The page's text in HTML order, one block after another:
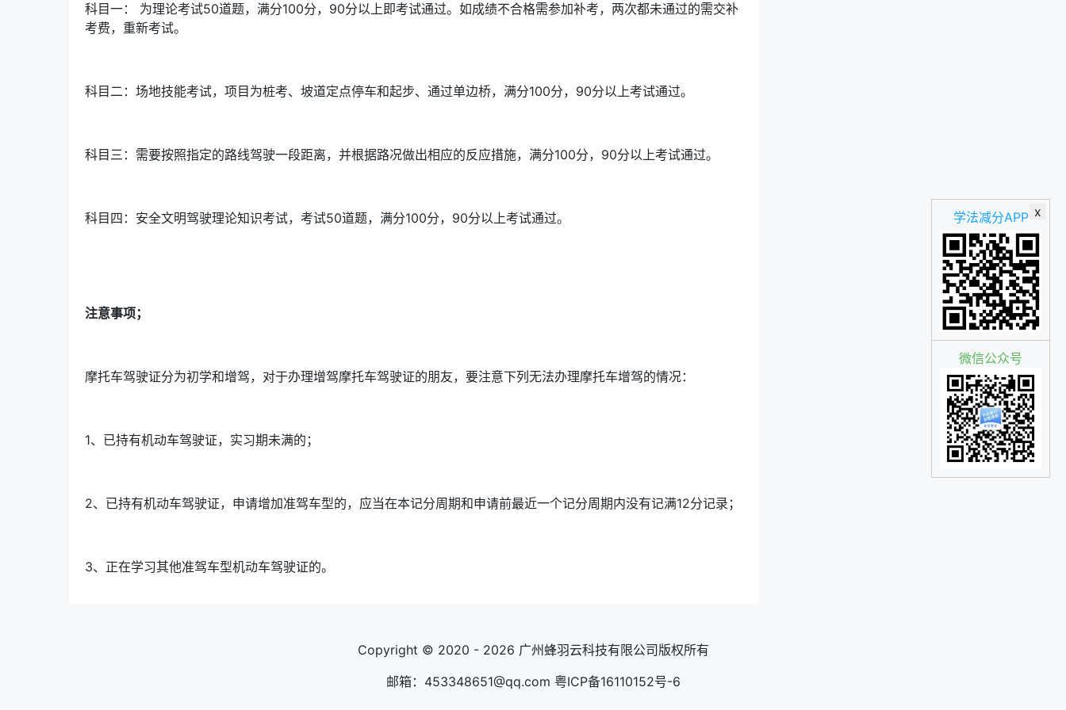
科目一： 为理论考试50道题，满分100分，90分以上即考试通过。如成绩不合格需参加补考，两次都未通过的需交补
考费，重新考试。
科目二：场地技能考试，项目为桩考、坡道定点停车和起步、通过单边桥，满分100分，90分以上考试通过。
科目三：需要按照指定的路线驾驶一段距离，并根据路况做出相应的反应措施，满分100分，90分以上考试通过。
科目四：安全文明驾驶理论知识考试，考试50道题，满分100分，90分以上考试通过。
注意事项；
摩托车驾驶证分为初学和增驾，对于办理增驾摩托车驾驶证的朋友，要注意下列无法办理摩托车增驾的情况：
1、已持有机动车驾驶证，实习期未满的；
2、已持有机动车驾驶证，申请增加准驾车型的，应当在本记分周期和申请前最近一个记分周期内没有记满12分记录；
3、正在学习其他准驾车型机动车驾驶证的。
x
学法减分APP
微信公众号
Copyright © 2020 - 2026 广州蜂羽云科技有限公司版权所有
邮箱：453348651@qq.com 粤ICP备16110152号-6